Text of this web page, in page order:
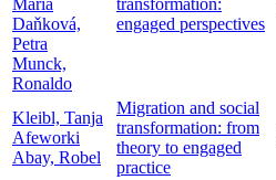
Daňková,
Petra
Munck,
Ronaldo
engaged perspectives
Kleibl, Tanja
Afeworki
Abay, Robel
Migration and social
transformation: from
theory to engaged
practice